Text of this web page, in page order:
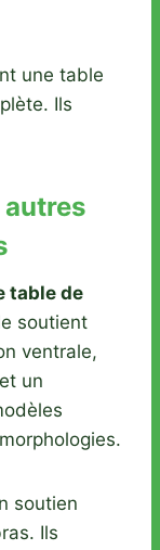
une table
Ils
table de
soutient
ventrale,
un
soutien
Ils